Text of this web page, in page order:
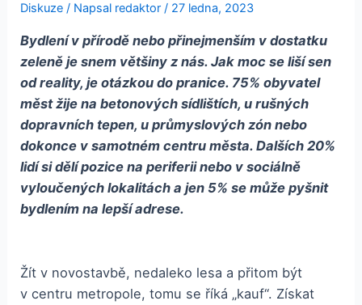
Diskuze / Napsal redaktor/ 27 ledna, 2023
Bydlení v přírodě nebo přinejmenším v dostatku
zeleně je snem většiny z nás. Jak moc se liší sen
od reality, je otázkou do pranice. 75% obyvatel
měst žije na betonových sídlištích, u rušných
dopravních tepen, u průmyslových zón nebo
dokonce v samotném centru města. Dalších 20%
lidí si dělí pozice na periferii nebo v sociálně
vyloučených lokalitách a jen 5% se může pyšnit
bydlením na lepší adrese.
Žít v novostavbě, nedaleko lesa a přitom být
v centru metropole, tomu se říká „kauf“. Získat